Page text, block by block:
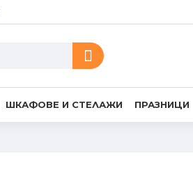
ШКАФОВЕ И СТЕЛАЖИ ПРАЗНИЦИ